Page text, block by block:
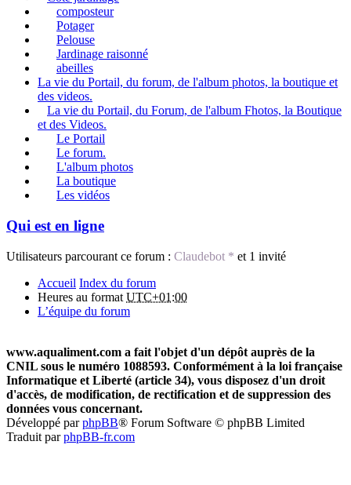
composteur
Potager
Pelouse
Jardinage raisonné
abeilles
La vie du Portail, du forum, de l'album photos, la boutique et
des videos.
La vie du Portail, du Forum, de l'album Fhotos, la Boutique
et des Videos.
Le Portail
Le forum.
L'album photos
La boutique
Les vidéos
Qui est en ligne
Utilisateurs parcourant ce forum : Claudebot * et 1 invité
Accueil Index du forum
Heures au format UTC+01:00
L’équipe du forum
www.aqualiment.com a fait l'objet d'un dépôt auprès de la
CNIL sous le numéro 1088593. Conformément à la loi française
Informatique et Liberté (article 34), vous disposez d'un droit
d'accès, de modification, de rectification et de suppression des
données vous concernant.
Développé parphpBB® Forum Software © phpBB Limited
Traduit parphpBB-fr.com